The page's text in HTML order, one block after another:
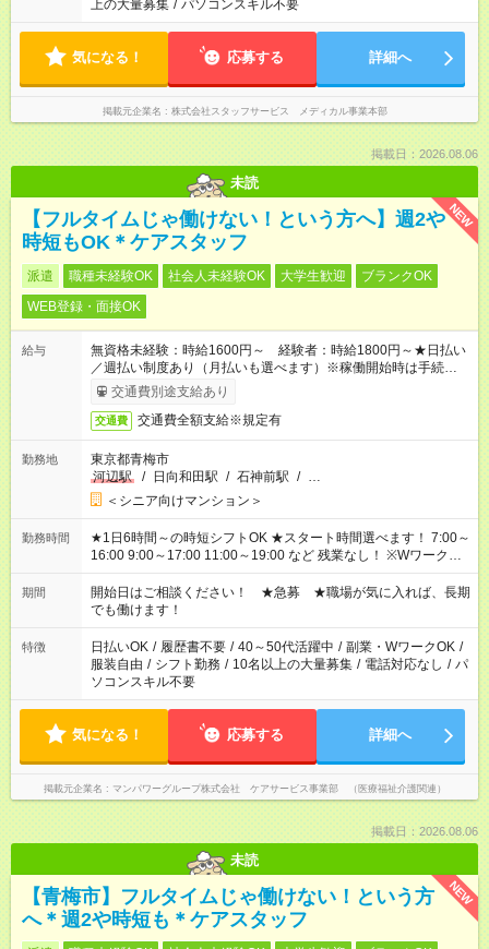
上の大量募集 / パソコンスキル不要
気になる！ 応募する 詳細へ
掲載元企業名 株式会社スタッフサービス メディカル事業本部
掲載日：2026.08.06
未読
NEW
【フルタイムじゃ働けない！という方へ】週2や
時短もOK＊ケアスタッフ
派遣 職種未経験OK 社会人未経験OK 大学生歓迎
ブランクOK
WEB登録・面接OK
給与
無資格未経験：時給1600円～ 経験者：時給1800円～★日払い
／週払い制度あり（月払いも選べます）※稼働開始時は手続き完
了次第のお支払いとなります。
交通費別途支給あり
交通費 交通費全額支給※規定有
勤務地
東京都青梅市
河辺駅
/ 日向和田駅 / 石神前駅 / …
＜シニア向けマンション＞
勤務時間
★1日6時間～の時短シフトOK ★スタート時間選べます！ 7:00～
16:00 9:00～17:00 11:00～19:00 など 残業なし！ ※Wワークの
場合、他のお仕事と合わせ週40時間超の就業はご案内できませ
ん ※法令に基づき、週20時間以上勤務は社会保険への加入対象
となります ※労働者派遣法（日雇い派遣の原則禁止）により、
短時間・短期間の就業はご案内が難しい場合があります
期間
開始日はご相談ください！ ★急募 ★職場が気に入れば、長期
でも働けます！
特徴 日払いOK / 履歴書不要 / 40～50代活躍中 / 副業・WワークOK /
服装自由 / シフト勤務 / 10名以上の大量募集 / 電話対応なし / パ
ソコンスキル不要
気になる！ 応募する 詳細へ
掲載元企業名 マンパワーグループ株式会社 ケアサービス事業部 （医療福祉介護関連）
掲載日：2026.08.06
未読
NEW
【青梅市】フルタイムじゃ働けない！という方
へ＊週2や時短も＊ケアスタッフ